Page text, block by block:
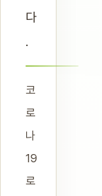
다
.
코
로
나
19
로